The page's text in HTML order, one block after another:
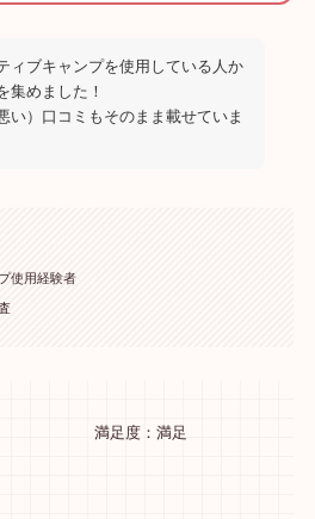
ィブキャンプを使用している人か
集めました！
い）口コミもそのまま載せていま
使用経験者
満足度：満足